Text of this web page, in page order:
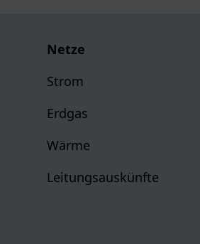
Netze
Strom
Erdgas
Wärme
Leitungsauskünfte